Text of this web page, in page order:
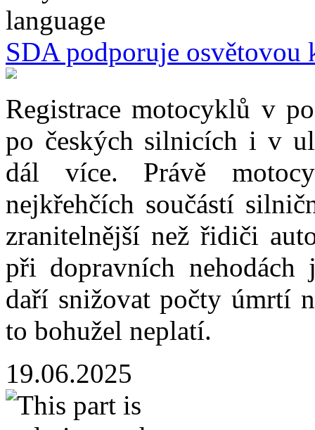
SDA podporuje osvětovou
Registrace motocyklů v
po českých silnicích i v
dál více. Právě
nejkřehčích součástí
zranitelnější než řidiči
při dopravních
daří snižovat počty úmrtí
to bohužel neplatí.
19.06.2025